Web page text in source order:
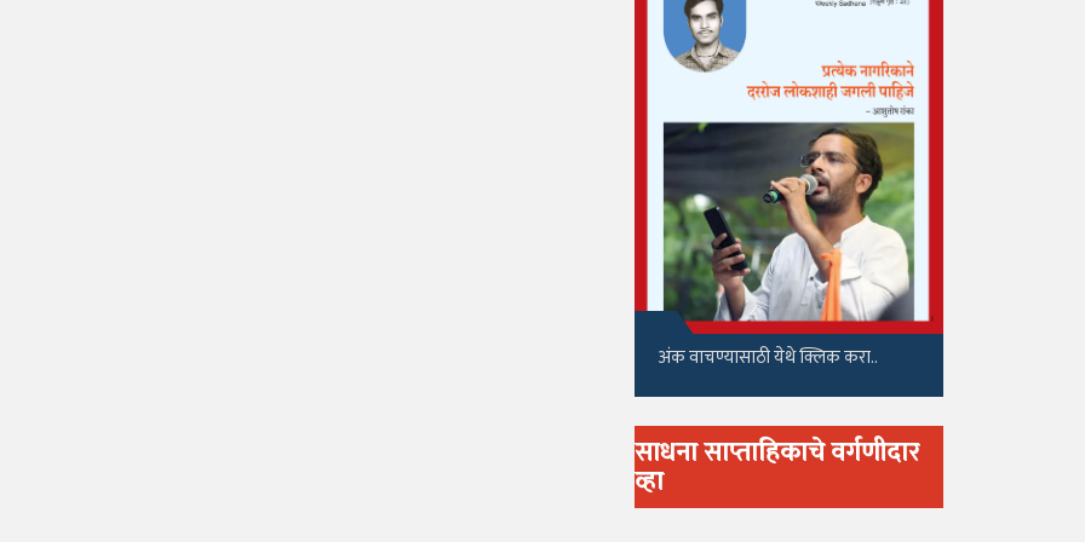
अंक वाचण्यासाठी येथे क्लिक करा..
साधना साप्ताहिकाचे वर्गणीदार
व्हा